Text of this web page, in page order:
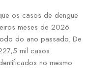
os casos de dengue
meses de 2026
do ano passado. De
mil casos
no mesmo